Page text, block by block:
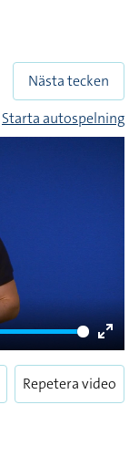
Nästa tecken
Starta autospelning
Enter
Repetera video